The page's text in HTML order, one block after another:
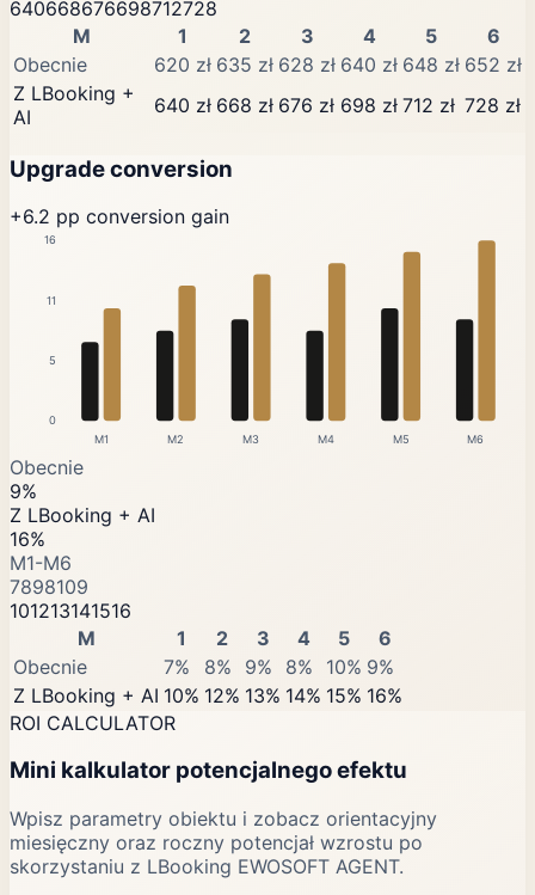
640668676698712728
M
1 2 3 4 5
6
Obecnie
620 zł 635 zł 628 zł 640 zł 648 zł 652 zł
Z LBooking +
AI
640 zł 668 zł 676 zł 698 zł 712 zł 728 zł
Upgrade conversion
+6.2 pp conversion gain
16
11
5
0
M1
M2 M3 M4 M5 M6
Obecnie
9%
Z LBooking + AI
16%
M1-M6
7898109
101213141516
M
1 2 3 4 5
6
Obecnie
7% 8% 9% 8% 10% 9%
Z LBooking + AI 10% 12% 13% 14% 15% 16%
ROI CALCULATOR
Mini kalkulator potencjalnego efektu
Wpisz parametry obiektu i zobacz orientacyjny
miesięczny oraz roczny potencjał wzrostu po
skorzystaniu z LBooking EWOSOFT AGENT.